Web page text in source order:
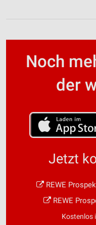
Noch
der
Jetzt
REWE
REWE
Kostenlos